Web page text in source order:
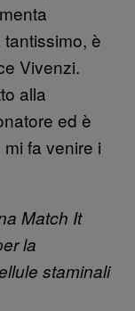
è
Vivenzi.
alla
ed è
fa venire i
Match It
la
staminali